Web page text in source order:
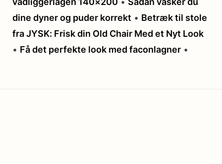
dine dyner og puder korrekt • Betræk til stole
fra JYSK: Frisk din Old Chair Med et Nyt Look
• Få det perfekte look med faconlagner •